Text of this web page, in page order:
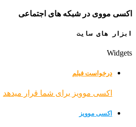
اکسی مووی در شبکه های اجتماعی
ابزار های سایت
Widgets
درخواست فیلم
اکسی موویز برای شما قرار میدهد
اکسی موویز